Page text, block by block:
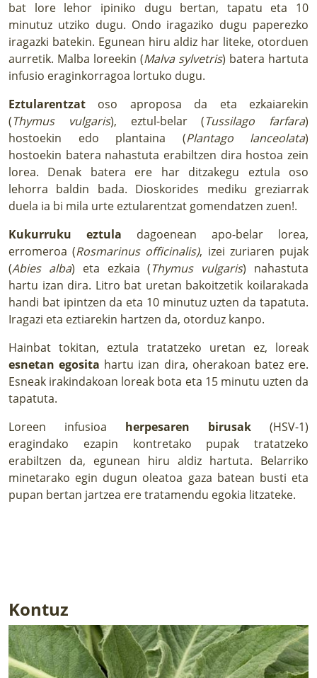
bat lore lehor ipiniko dugu bertan, tapatu eta 10
minutuz utziko dugu. Ondo iragaziko dugu paperezko
iragazki batekin. Egunean hiru aldiz har liteke, otorduen
aurretik. Malba loreekin (Malva sylvetris) batera hartuta
infusio eraginkorragoa lortuko dugu.
Eztularentzat oso aproposa da eta ezkaiarekin
(Thymus vulgaris), eztul-belar (Tussilago farfara)
hostoekin edo plantaina (Plantago lanceolata)
hostoekin batera nahastuta erabiltzen dira hostoa zein
lorea. Denak batera ere har ditzakegu eztula oso
lehorra baldin bada. Dioskorides mediku greziarrak
duela ia bi mila urte eztularentzat gomendatzen zuen!.
Kukurruku eztula dagoenean apo-belar lorea,
erromeroa (Rosmarinus officinalis), izei zuriaren pujak
(Abies alba) eta ezkaia (Thymus vulgaris) nahastuta
hartu izan dira. Litro bat uretan bakoitzetik koilarakada
handi bat ipintzen da eta 10 minutuz uzten da tapatuta.
Iragazi eta eztiarekin hartzen da, otorduz kanpo.
Hainbat tokitan, eztula tratatzeko uretan ez, loreak
esnetan egosita hartu izan dira, oherakoan batez ere.
Esneak irakindakoan loreak bota eta 15 minutu uzten da
tapatuta.
Loreen infusioa herpesaren birusak (HSV-1)
eragindako ezapin kontretako pupak tratatzeko
erabiltzen da, egunean hiru aldiz hartuta. Belarriko
minetarako egin dugun oleatoa gaza batean busti eta
pupan bertan jartzea ere tratamendu egokia litzateke.
Kontuz